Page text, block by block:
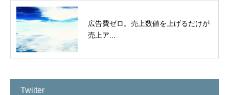
広告費ゼロ。売上数値を上げるだけが
売上ア...
Twiiter